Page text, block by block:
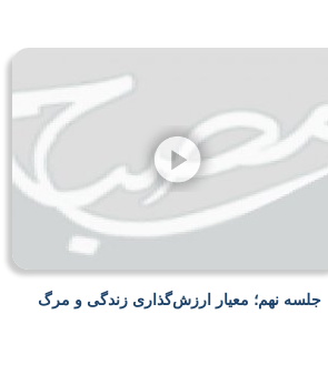
جلسه نهم؛ معیار ارزش‌گذاری زندگی و مرگ